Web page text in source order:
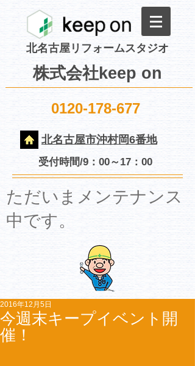
北名古屋リフォームスタジオ
株式会社keep on
0120-178-677
北名古屋市沖村岡6番地
受付時間/9：00～17：00
​ただいまメンテナンス
中です。
今週末キープイベント開
催！
2016年12月5日